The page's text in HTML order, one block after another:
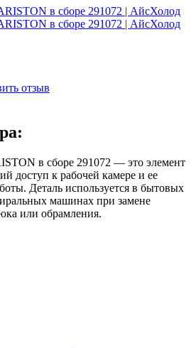
отзыв
в сборе 291072 — это элемент
доступ к рабочей камере и ее
Деталь используется в бытовых
машинах при замене
или обрамления.